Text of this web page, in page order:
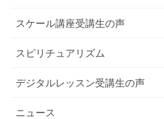
スケール講座受講生の声
スピリチュアリズム
デジタルレッスン受講生の声
ニュース